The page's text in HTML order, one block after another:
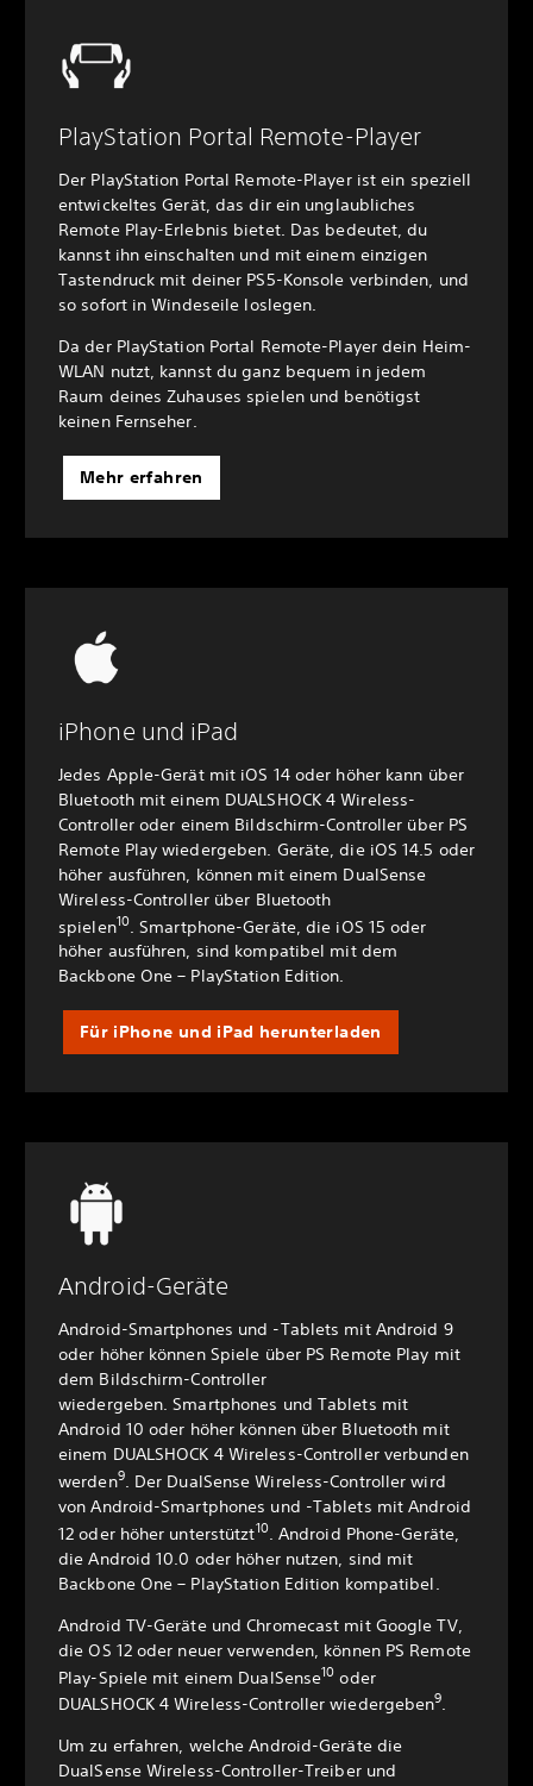
PlayStation Portal Remote-Player
Der PlayStation Portal Remote-Player ist ein speziell
entwickeltes Gerät, das dir ein unglaubliches
Remote Play-Erlebnis bietet. Das bedeutet, du
kannst ihn einschalten und mit einem einzigen
Tastendruck mit deiner PS5-Konsole verbinden, und
so sofort in Windeseile loslegen.
Da der PlayStation Portal Remote-Player dein Heim-
WLAN nutzt, kannst du ganz bequem in jedem
Raum deines Zuhauses spielen und benötigst
keinen Fernseher.
Mehr erfahren
iPhone und iPad
Jedes Apple-Gerät mit iOS 14 oder höher kann über
Bluetooth mit einem DUALSHOCK 4 Wireless-
Controller oder einem Bildschirm-Controller über PS
Remote Play wiedergeben. Geräte, die iOS 14.5 oder
höher ausführen, können mit einem DualSense
Wireless-Controller über Bluetooth
spielen10. Smartphone-Geräte, die iOS 15 oder
höher ausführen, sind kompatibel mit dem
Backbone One – PlayStation Edition.
Für iPhone und iPad herunterladen
Android-Geräte
Android-Smartphones und -Tablets mit Android 9
oder höher können Spiele über PS Remote Play mit
dem Bildschirm-Controller
wiedergeben. Smartphones und Tablets mit
Android 10 oder höher können über Bluetooth mit
einem DUALSHOCK 4 Wireless-Controller verbunden
werden9. Der DualSense Wireless-Controller wird
von Android-Smartphones und -Tablets mit Android
12 oder höher unterstützt10. Android Phone-Geräte,
die Android 10.0 oder höher nutzen, sind mit
Backbone One – PlayStation Edition kompatibel.
Android TV-Geräte und Chromecast mit Google TV,
die OS 12 oder neuer verwenden, können PS Remote
Play-Spiele mit einem DualSense10 oder
DUALSHOCK 4 Wireless-Controller wiedergeben9.
Um zu erfahren, welche Android-Geräte die
DualSense Wireless-Controller-Treiber und